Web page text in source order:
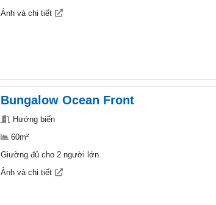
Ảnh và chi tiết
Bungalow Ocean Front
Hướng biển
60m²
Giường đủ cho 2 người lớn
Ảnh và chi tiết